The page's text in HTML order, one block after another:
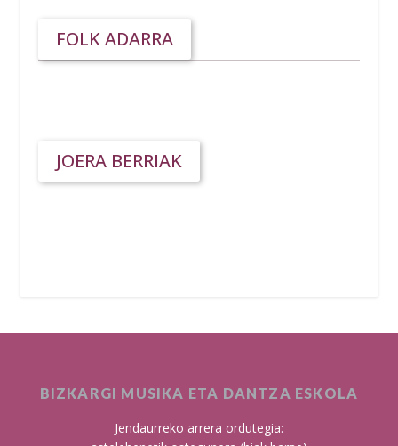
FOLK ADARRA
JOERA BERRIAK
BIZKARGI MUSIKA ETA DANTZA ESKOLA
Jendaurreko arrera ordutegia: